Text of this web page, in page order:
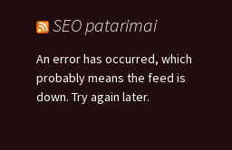
SEO patarimai
An error has occurred, which
probably means the feed is
down. Try again later.